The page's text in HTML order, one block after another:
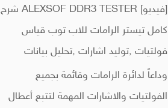
[فيديو] ALEXSOF DDR3 TESTER شرح
كامل تيستر الرامات للاب توب قياس
فولتيات ,توليد اشارات ,تحليل بيانات
وداعاً لدائرة الرامات وقائمة بجميع
الفولتيات والاشارات المهمة لتتبع أعطال